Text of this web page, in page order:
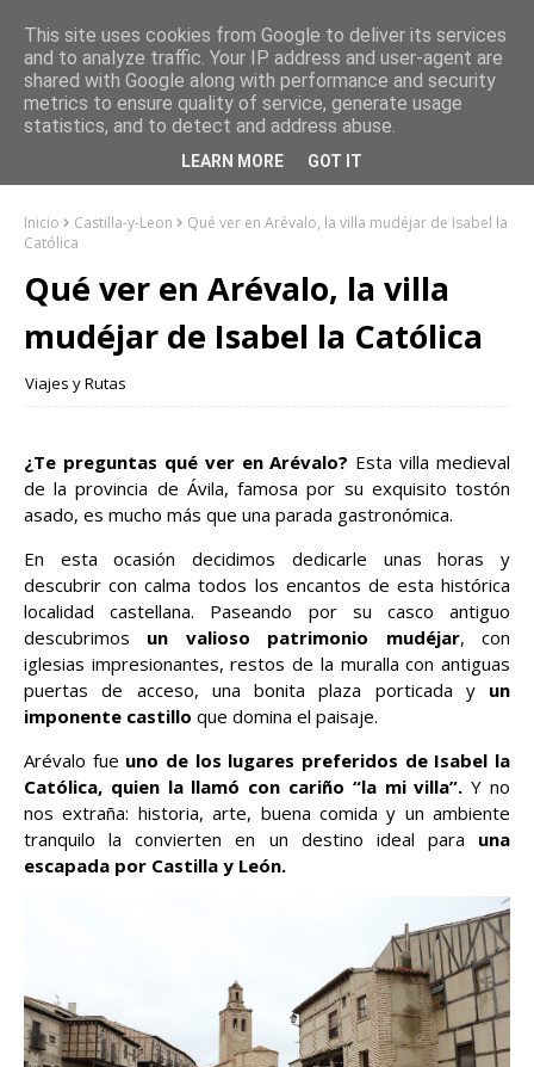
Inicio Castilla-y-Leon
Qué ver en Arévalo, la villa mudéjar de Isabel la
Católica
Qué ver en Arévalo, la villa
mudéjar de Isabel la Católica
Viajes y Rutas
¿Te preguntas qué ver en Arévalo? Esta villa medieval
de la provincia de Ávila, famosa por su exquisito tostón
asado, es mucho más que una parada gastronómica.
En esta ocasión decidimos dedicarle unas horas y
descubrir con calma todos los encantos de esta histórica
localidad castellana. Paseando por su casco antiguo
descubrimos un valioso patrimonio mudéjar, con
iglesias impresionantes, restos de la muralla con antiguas
puertas de acceso, una bonita plaza porticada y un
imponente castillo que domina el paisaje.
Arévalo fue uno de los lugares preferidos de Isabel la
Católica, quien la llamó con cariño “la mi villa”. Y no
nos extraña: historia, arte, buena comida y un ambiente
tranquilo la convierten en un destino ideal para una
escapada por Castilla y León.
This site uses cookies from Google to deliver its services
and to analyze traffic. Your IP address and user-agent are
shared with Google along with performance and security
metrics to ensure quality of service, generate usage
statistics, and to detect and address abuse.
LEARN MORE GOT IT